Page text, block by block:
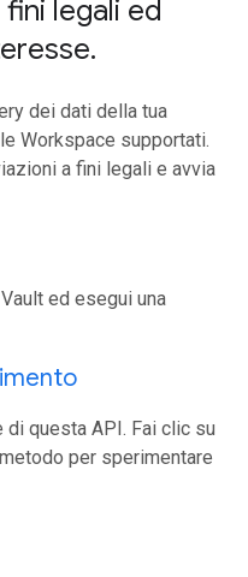
legali ed
.
dei dati della tua
Workspace supportati.
a fini legali e avvia
ed esegui una
questa API. Fai clic su
per sperimentare